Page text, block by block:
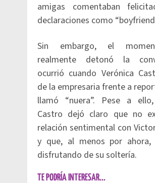
amigas comentaban
declaraciones como “boyfriend
Sin embargo, el
realmente detonó la
ocurrió cuando Verónica
de la empresaria frente a
llamó “nuera”. Pese a
Castro dejó claro que no
relación sentimental con
y que, al menos por ahora,
disfrutando de su soltería.
TE PODRÍA INTERESAR...